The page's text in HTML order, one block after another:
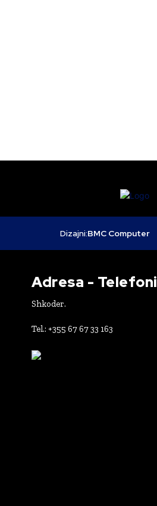
Dizajni:BMC Computer
Adresa - Telefoni
Shkoder.
Tel.: +355 67 67 33 163